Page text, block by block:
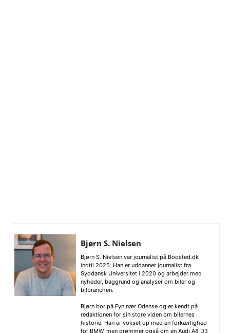
Bjørn S. Nielsen
Bjørn S. Nielsen var journalist på Boosted.dk
indtil 2025. Han er uddannet journalist fra
Syddansk Universitet i 2020 og arbejder med
nyheder, baggrund og analyser om biler og
bilbranchen.
Bjørn bor på Fyn nær Odense og er kendt på
redaktionen for sin store viden om bilernes
historie. Han er vokset op med en forkærlighed
for BMW, men drømmer også om en Audi A8 D3